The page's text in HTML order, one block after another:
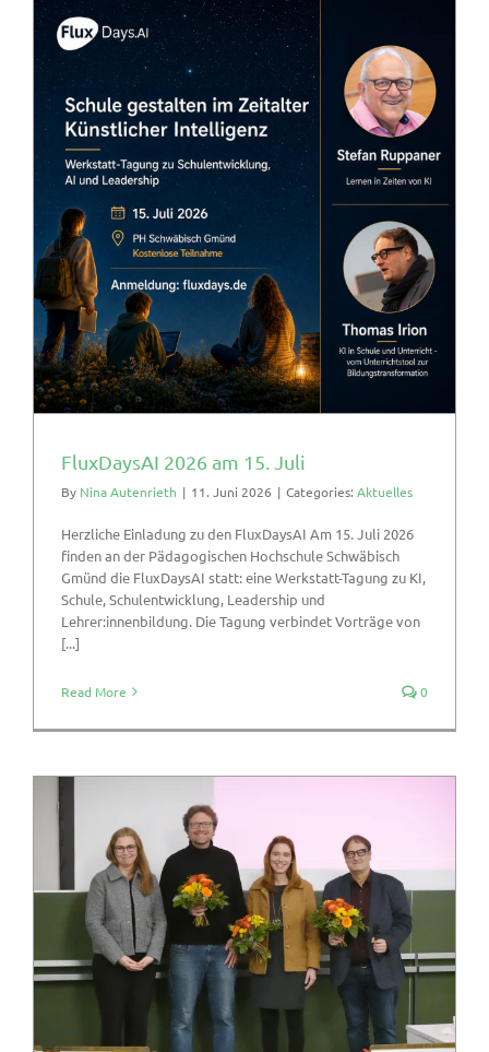
FluxDaysAI 2026 am 15. Juli
By Nina Autenrieth | 11. Juni 2026 | Categories: Aktuelles
Herzliche Einladung zu den FluxDaysAI Am 15. Juli 2026
finden an der Pädagogischen Hochschule Schwäbisch
Gmünd die FluxDaysAI statt: eine Werkstatt-Tagung zu KI,
Schule, Schulentwicklung, Leadership und
Lehrer:innenbildung. Die Tagung verbindet Vorträge von
[...]
Read More 0